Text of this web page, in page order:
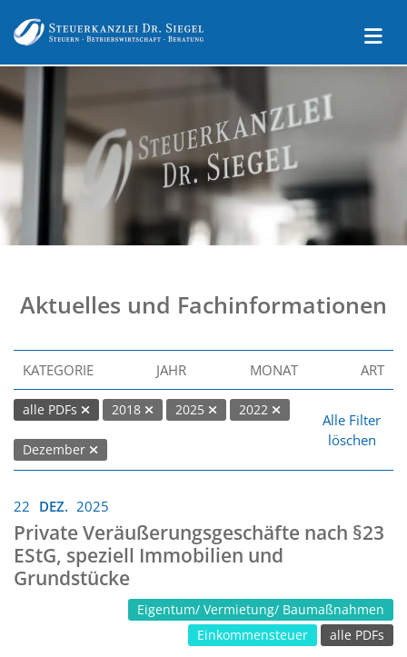
Aktuelles und Fachinformationen
KATEGORIE JAHR MONAT ART
alle PDFs 2018 2025 2022
Dezember
Alle Filter
löschen
22 DEZ. 2025
Private Veräußerungsgeschäfte nach §23
EStG, speziell Immobilien und
Grundstücke
Eigentum/ Vermietung/ Baumaßnahmen
Einkommensteuer
alle PDFs